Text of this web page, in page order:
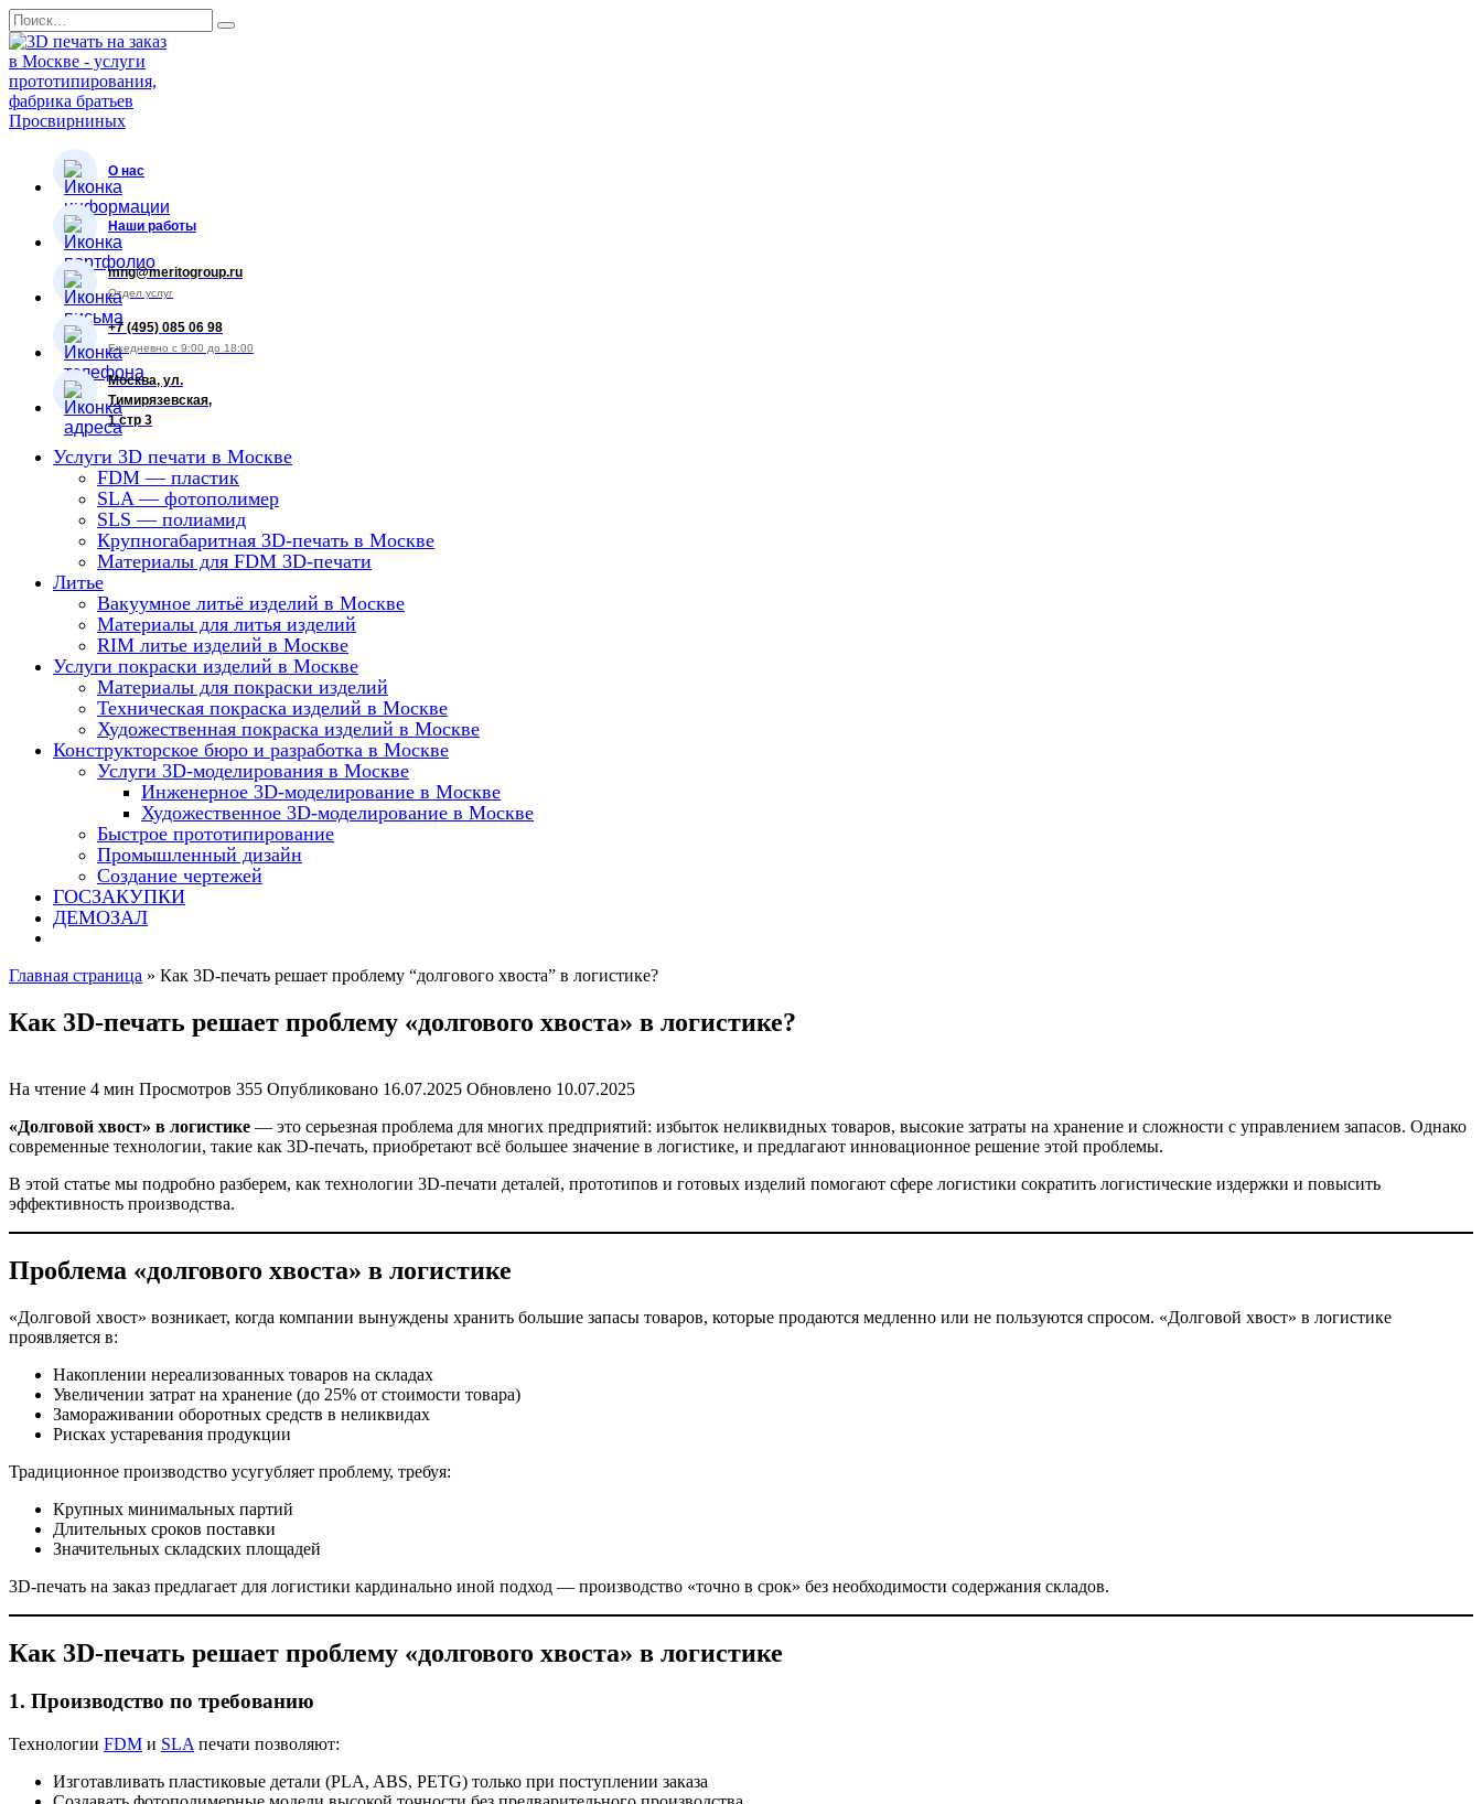
Перейти
к
содержанию
Search
for:
О нас
Наши работы
mng@meritogroup.ru
Отдел услуг
+7 (495) 085 06 98
Ежедневно с 9:00 до 18:00
Москва, ул.
Тимирязевская,
1 стр 3
Услуги 3D печати в Москве
FDM — пластик
SLA — фотополимер
SLS — полиамид
Крупногабаритная 3D-печать в Москве
Материалы для FDM 3D-печати
Литье
Вакуумное литьё изделий в Москве
Материалы для литья изделий
RIM литье изделий в Москве
Услуги покраски изделий в Москве
Материалы для покраски изделий
Техническая покраска изделий в Москве
Художественная покраска изделий в Москве
Конструкторское бюро и разработка в Москве
Услуги 3D-моделирования в Москве
Инженерное 3D-моделирование в Москве
Художественное 3D-моделирование в Москве
Быстрое прототипирование
Промышленный дизайн
Создание чертежей
ГОСЗАКУПКИ
ДЕМОЗАЛ
Главная страница » Как 3D-печать решает проблему “долгового хвоста” в логистике?
Как 3D-печать решает проблему «долгового хвоста» в логистике?
На чтение 4 мин Просмотров 355 Опубликовано 16.07.2025 Обновлено 10.07.2025
«Долговой хвост» в логистике — это серьезная проблема для многих предприятий: избыток неликвидных товаров, высокие затраты на хранение и сложности с управлением запасов. Однако
современные технологии, такие как 3D-печать, приобретают всё большее значение в логистике, и предлагают инновационное решение этой проблемы.
В этой статье мы подробно разберем, как технологии 3D-печати деталей, прототипов и готовых изделий помогают сфере логистики сократить логистические издержки и повысить
эффективность производства.
Проблема «долгового хвоста» в логистике
«Долговой хвост» возникает, когда компании вынуждены хранить большие запасы товаров, которые продаются медленно или не пользуются спросом. «Долговой хвост» в логистике
проявляется в:
Накоплении нереализованных товаров на складах
Увеличении затрат на хранение (до 25% от стоимости товара)
Замораживании оборотных средств в неликвидах
Рисках устаревания продукции
Традиционное производство усугубляет проблему, требуя:
Крупных минимальных партий
Длительных сроков поставки
Значительных складских площадей
3D-печать на заказ предлагает для логистики кардинально иной подход — производство «точно в срок» без необходимости содержания складов.
Как 3D-печать решает проблему «долгового хвоста» в логистике
1. Производство по требованию
Технологии FDM и SLA печати позволяют:
Изготавливать пластиковые детали (PLA, ABS, PETG) только при поступлении заказа